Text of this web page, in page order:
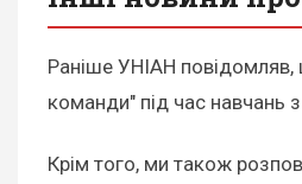
Раніше УНІАН повідомляв,
команди" під час навчань
Крім того, ми також